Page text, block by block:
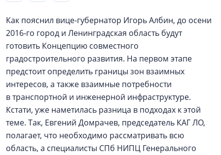
Как пояснил вице-губернатор Игорь Албин, до осени
2016‑го город и Ленинградская область будут
готовить Концепцию совместного
градостроительного развития. На первом этапе
предстоит определить границы зон взаимных
интересов, а также взаимные потребности
в транспортной и инженерной инфраструктуре.
Кстати, уже наметилась разница в подходах к этой
теме. Так, Евгений Домрачев, председатель КАГ ЛО,
полагает, что необходимо рассматривать всю
область, а специалисты СПб НИПЦ Генерального